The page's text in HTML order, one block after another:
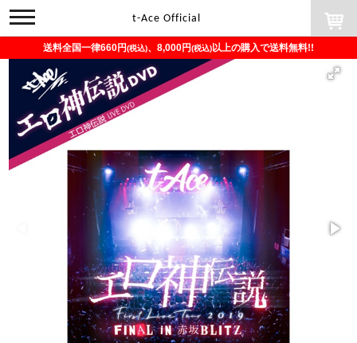
toggle
navigation
t-Ace Official
送料全国一律660円(税込)、8,000円(税込)以上の購入で送料無料!!